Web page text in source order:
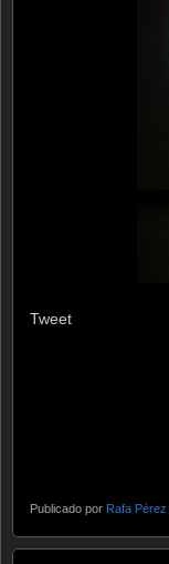
Tweet
Publicado por Rafa Pérez